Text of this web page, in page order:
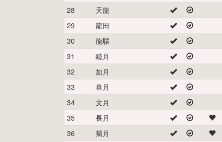
28
天龍
29
龍田
30
龍驤
31
睦月
32
如月
33
皐月
34
文月
35
長月
36
菊月